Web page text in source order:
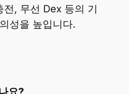
전, 무선 Dex 등의 기
성을 높입니다.
요?